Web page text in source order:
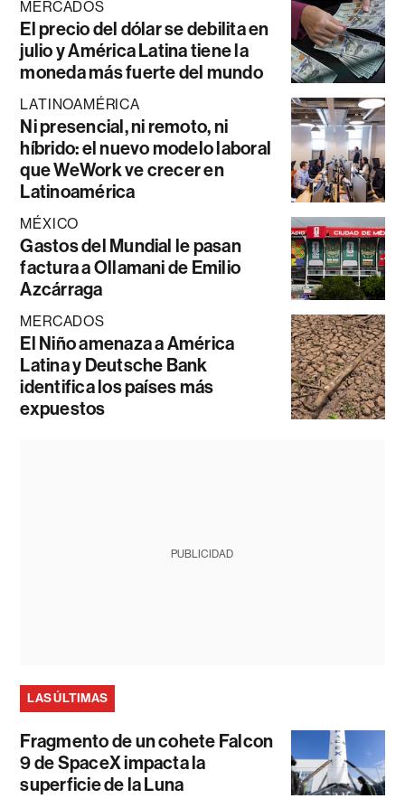
MERCADOS
El precio del dólar se debilita en
julio y América Latina tiene la
moneda más fuerte del mundo
LATINOAMÉRICA
Ni presencial, ni remoto, ni
híbrido: el nuevo modelo laboral
que WeWork ve crecer en
Latinoamérica
MÉXICO
Gastos del Mundial le pasan
factura a Ollamani de Emilio
Azcárraga
MERCADOS
El Niño amenaza a América
Latina y Deutsche Bank
identifica los países más
expuestos
PUBLICIDAD
LAS ÚLTIMAS
Fragmento de un cohete Falcon
9 de SpaceX impacta la
superficie de la Luna